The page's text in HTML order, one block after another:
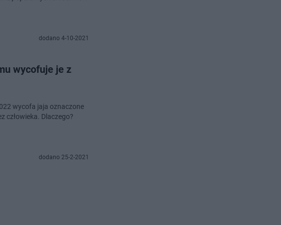
dodano 4-10-2021
wycofuje je z
wycofa jaja oznaczone
człowieka. Dlaczego?
dodano 25-2-2021